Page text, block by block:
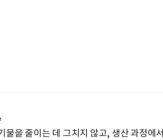
물을 줄이는 데 그치지 않고, 생산 과정에서